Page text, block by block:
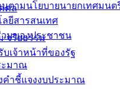
คล
จริยธรรม
เจ้าหน้าที่ของรัฐ
ตามนโยบายนายกเทศมนต
ยีสารสนเทศ
วมของประชาชน
ะมาณ
คำชี้แจงงบประมาณ